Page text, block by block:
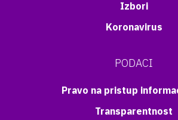
Izbori
Koronavirus
PODACI
Pravo na pristup
Transparentnost